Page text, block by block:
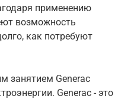
применению
возможность
как потребуют
занятием Generac
Generac - это